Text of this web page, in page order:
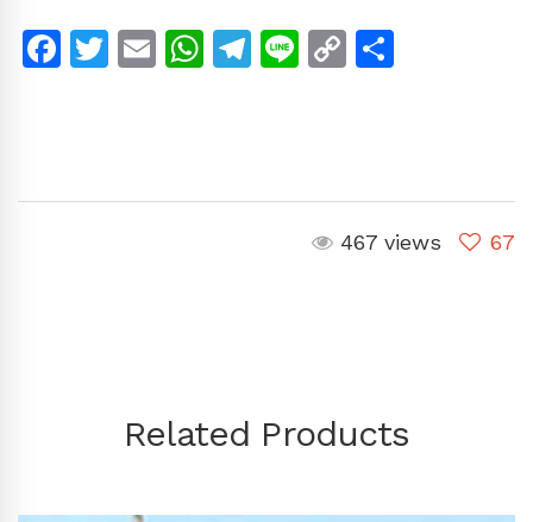
Facebook
Twitter
EmailWhatsApp
Telegram
LineCopy
67
467 views
Related Products